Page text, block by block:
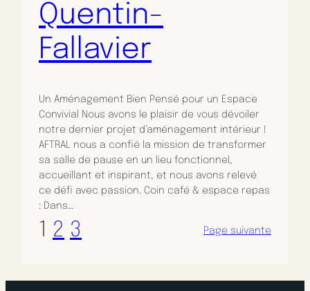
Quentin-
Fallavier
Un Aménagement Bien Pensé pour un Espace
Convivial Nous avons le plaisir de vous dévoiler
notre dernier projet d’aménagement intérieur !
AFTRAL nous a confié la mission de transformer
sa salle de pause en un lieu fonctionnel,
accueillant et inspirant, et nous avons relevé
ce défi avec passion. Coin café & espace repas
: Dans…
2 3 Page suivante